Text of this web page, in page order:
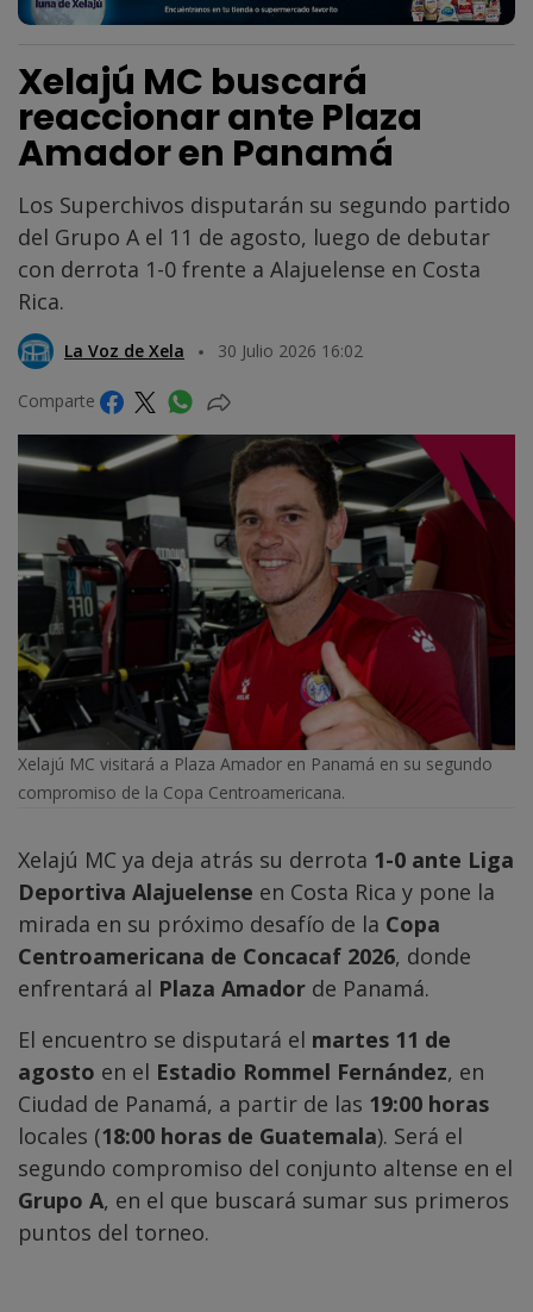
Xelajú MC buscará
reaccionar ante Plaza
Amador en Panamá
Los Superchivos disputarán su segundo partido
del Grupo A el 11 de agosto, luego de debutar
con derrota 1-0 frente a Alajuelense en Costa
Rica.
La Voz de Xela 30 Julio 2026 16:02
Comparte
Xelajú MC visitará a Plaza Amador en Panamá en su segundo
compromiso de la Copa Centroamericana.
Xelajú MC ya deja atrás su derrota 1-0 ante Liga
Deportiva Alajuelense en Costa Rica y pone la
mirada en su próximo desafío de la Copa
Centroamericana de Concacaf 2026, donde
enfrentará al Plaza Amador de Panamá.
El encuentro se disputará el martes 11 de
agosto en el Estadio Rommel Fernández, en
Ciudad de Panamá, a partir de las 19:00 horas
locales (18:00 horas de Guatemala). Será el
segundo compromiso del conjunto altense en el
Grupo A, en el que buscará sumar sus primeros
puntos del torneo.